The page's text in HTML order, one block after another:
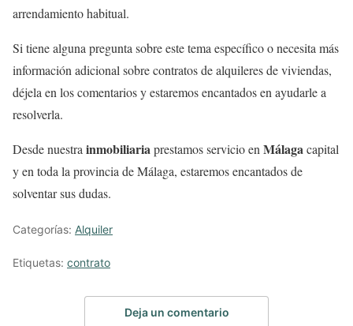
arrendamiento habitual.
Si tiene alguna pregunta sobre este tema específico o necesita más
información adicional sobre contratos de alquileres de viviendas,
déjela en los comentarios y estaremos encantados en ayudarle a
resolverla.
Desde nuestra inmobiliariaprestamos servicio en Málagacapital
y en toda la provincia de Málaga, estaremos encantados de
solventar sus dudas.
Categorías: Alquiler
Etiquetas: contrato
Deja un comentario